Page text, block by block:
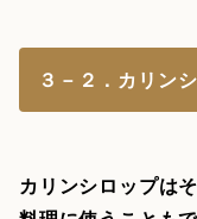
３－２．カリン
カリンシロップは